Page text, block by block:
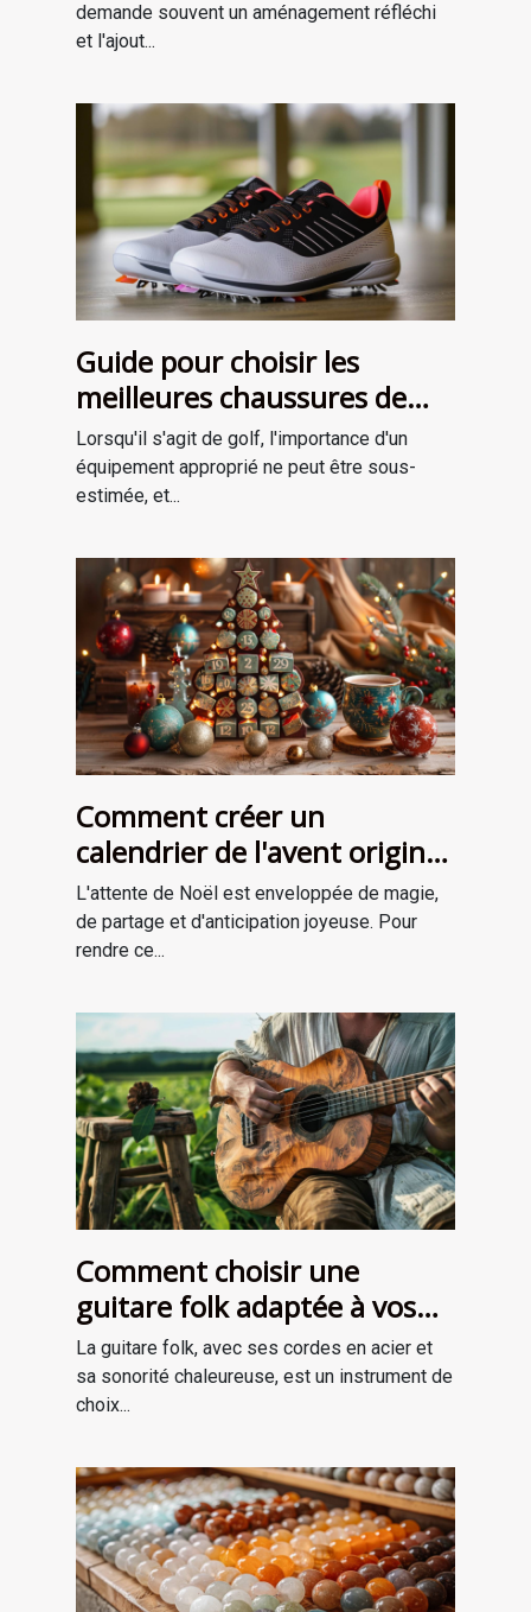
demande souvent un aménagement réfléchi
et l'ajout...
Guide pour choisir les
meilleures chaussures de
golf adaptées à votre style
de jeu
Lorsqu'il s'agit de golf, l'importance d'un
équipement approprié ne peut être sous-
estimée, et...
Comment créer un
calendrier de l'avent original
pour attendre Noël
L'attente de Noël est enveloppée de magie,
de partage et d'anticipation joyeuse. Pour
rendre ce...
Comment choisir une
guitare folk adaptée à vos
besoins
La guitare folk, avec ses cordes en acier et
sa sonorité chaleureuse, est un instrument de
choix...